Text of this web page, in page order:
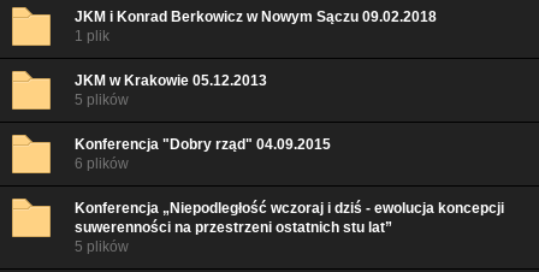
JKM i Konrad Berkowicz w Nowym Sączu 09.02.2018
1 plik
JKM w Krakowie 05.12.2013
5 plików
Konferencja "Dobry rząd" 04.09.2015
6 plików
Konferencja „Niepodległość wczoraj i dziś - ewolucja koncepcji
suwerenności na przestrzeni ostatnich stu lat”
5 plików